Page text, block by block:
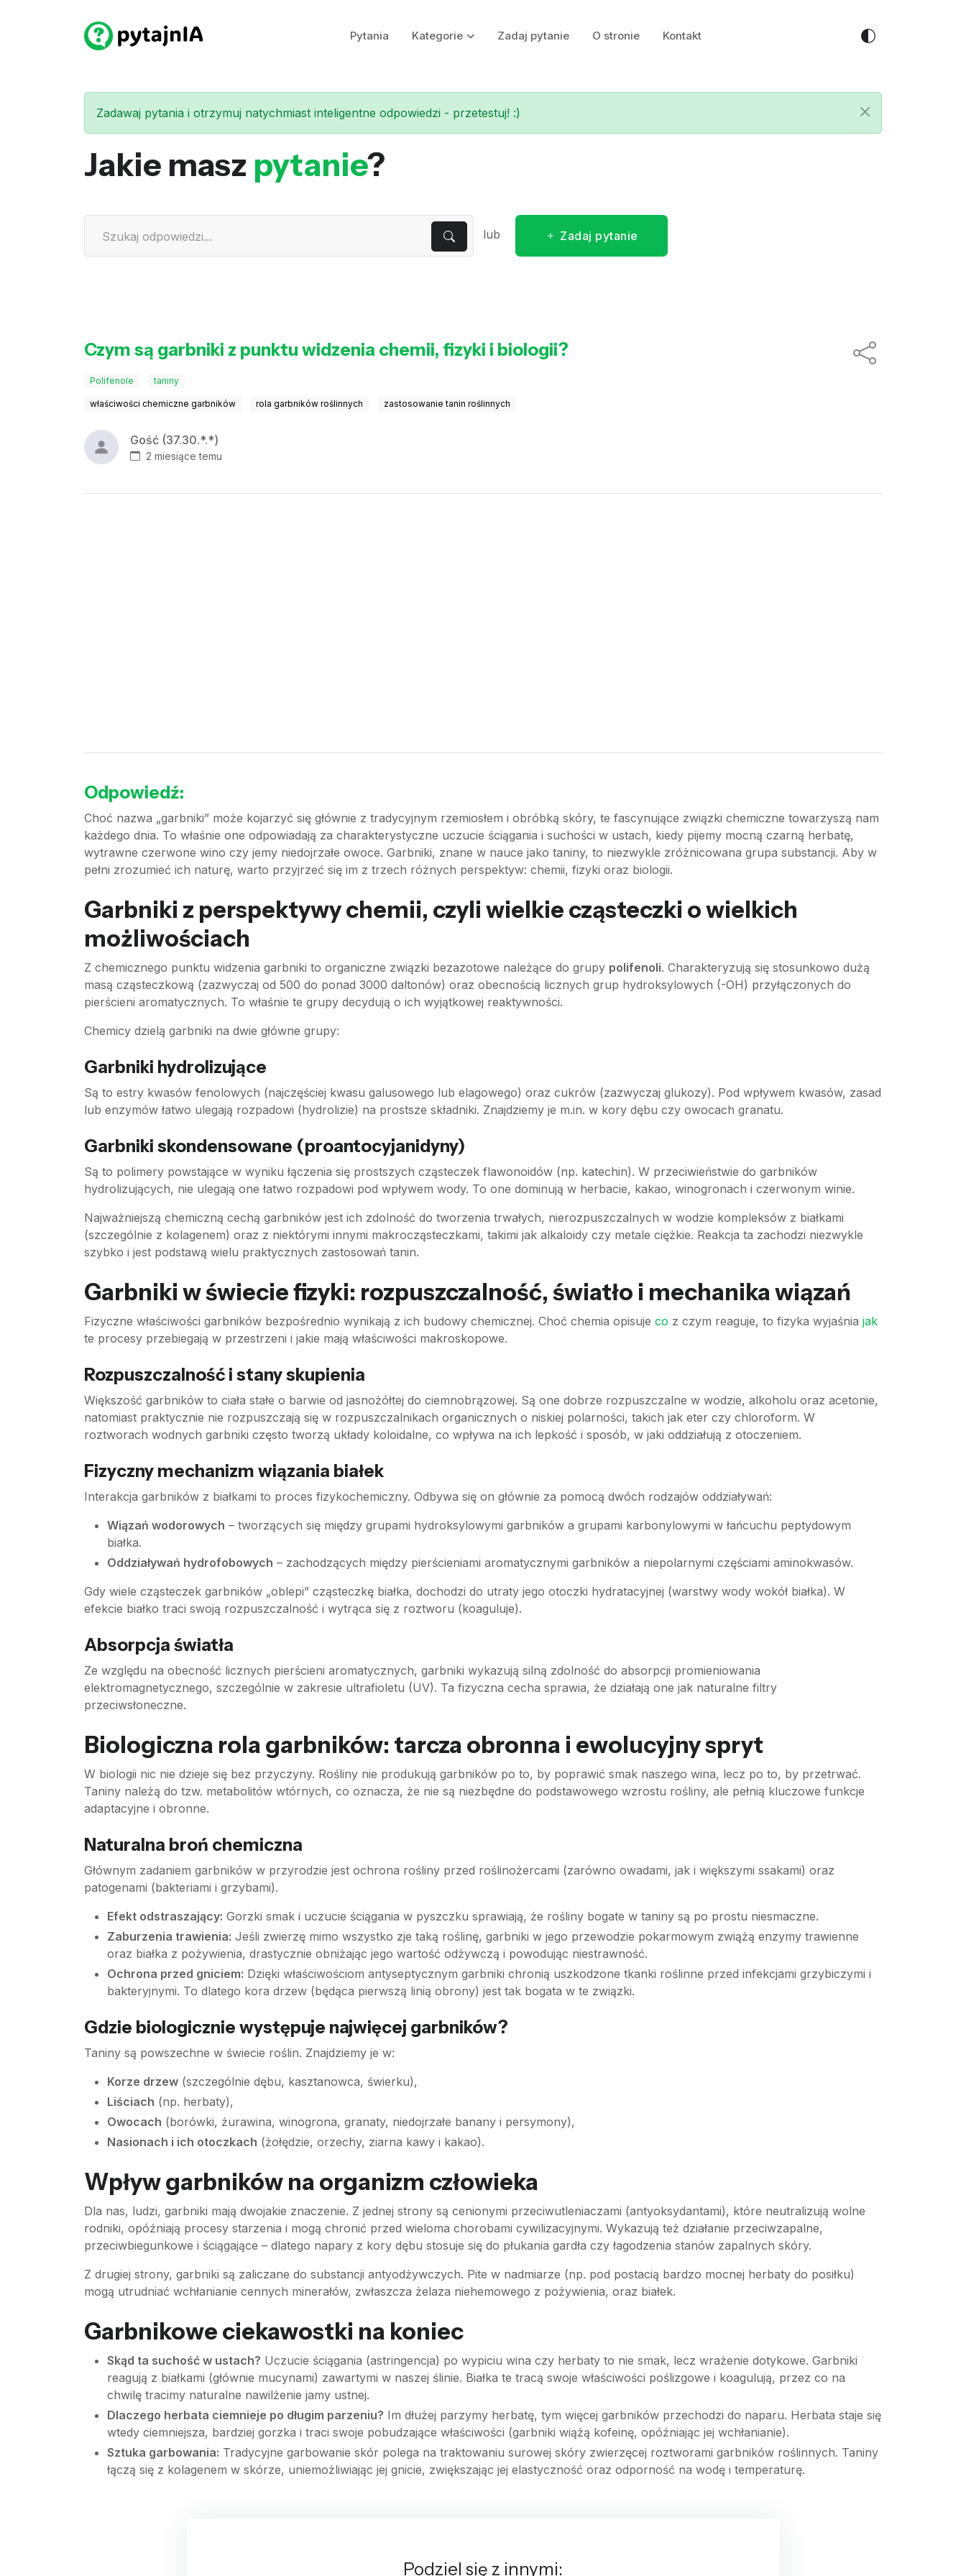
Pytania Kategorie Zadaj pytanie O stronie Kontakt
Zadawaj pytania i otrzymuj natychmiast inteligentne odpowiedzi - przetestuj! :)
Jakie masz pytanie?
lub Zadaj pytanie
Czym są garbniki z punktu widzenia chemii, fizyki i biologii?
Polifenole taniny
właściwości chemiczne garbników rola garbników roślinnych zastosowanie tanin roślinnych
Gość (37.30.*.*)
2 miesiące temu
Odpowiedź:
Choć nazwa „garbniki” może kojarzyć się głównie z tradycyjnym rzemiosłem i obróbką skóry, te fascynujące związki chemiczne towarzyszą nam
każdego dnia. To właśnie one odpowiadają za charakterystyczne uczucie ściągania i suchości w ustach, kiedy pijemy mocną czarną herbatę,
wytrawne czerwone wino czy jemy niedojrzałe owoce. Garbniki, znane w nauce jako taniny, to niezwykle zróżnicowana grupa substancji. Aby w
pełni zrozumieć ich naturę, warto przyjrzeć się im z trzech różnych perspektyw: chemii, fizyki oraz biologii.
Garbniki z perspektywy chemii, czyli wielkie cząsteczki o wielkich
możliwościach
Z chemicznego punktu widzenia garbniki to organiczne związki bezazotowe należące do grupy polifenoli. Charakteryzują się stosunkowo dużą
masą cząsteczkową (zazwyczaj od 500 do ponad 3000 daltonów) oraz obecnością licznych grup hydroksylowych (-OH) przyłączonych do
pierścieni aromatycznych. To właśnie te grupy decydują o ich wyjątkowej reaktywności.
Chemicy dzielą garbniki na dwie główne grupy:
Garbniki hydrolizujące
Są to estry kwasów fenolowych (najczęściej kwasu galusowego lub elagowego) oraz cukrów (zazwyczaj glukozy). Pod wpływem kwasów, zasad
lub enzymów łatwo ulegają rozpadowi (hydrolizie) na prostsze składniki. Znajdziemy je m.in. w kory dębu czy owocach granatu.
Garbniki skondensowane (proantocyjanidyny)
Są to polimery powstające w wyniku łączenia się prostszych cząsteczek flawonoidów (np. katechin). W przeciwieństwie do garbników
hydrolizujących, nie ulegają one łatwo rozpadowi pod wpływem wody. To one dominują w herbacie, kakao, winogronach i czerwonym winie.
Najważniejszą chemiczną cechą garbników jest ich zdolność do tworzenia trwałych, nierozpuszczalnych w wodzie kompleksów z białkami
(szczególnie z kolagenem) oraz z niektórymi innymi makrocząsteczkami, takimi jak alkaloidy czy metale ciężkie. Reakcja ta zachodzi niezwykle
szybko i jest podstawą wielu praktycznych zastosowań tanin.
Garbniki w świecie fizyki: rozpuszczalność, światło i mechanika wiązań
Fizyczne właściwości garbników bezpośrednio wynikają z ich budowy chemicznej. Choć chemia opisuje co z czym reaguje, to fizyka wyjaśnia jak
te procesy przebiegają w przestrzeni i jakie mają właściwości makroskopowe.
Rozpuszczalność i stany skupienia
Większość garbników to ciała stałe o barwie od jasnożółtej do ciemnobrązowej. Są one dobrze rozpuszczalne w wodzie, alkoholu oraz acetonie,
natomiast praktycznie nie rozpuszczają się w rozpuszczalnikach organicznych o niskiej polarności, takich jak eter czy chloroform. W
roztworach wodnych garbniki często tworzą układy koloidalne, co wpływa na ich lepkość i sposób, w jaki oddziałują z otoczeniem.
Fizyczny mechanizm wiązania białek
Interakcja garbników z białkami to proces fizykochemiczny. Odbywa się on głównie za pomocą dwóch rodzajów oddziaływań:
Wiązań wodorowych – tworzących się między grupami hydroksylowymi garbników a grupami karbonylowymi w łańcuchu peptydowym
białka.
Oddziaływań hydrofobowych – zachodzących między pierścieniami aromatycznymi garbników a niepolarnymi częściami aminokwasów.
Gdy wiele cząsteczek garbników „oblepi” cząsteczkę białka, dochodzi do utraty jego otoczki hydratacyjnej (warstwy wody wokół białka). W
efekcie białko traci swoją rozpuszczalność i wytrąca się z roztworu (koaguluje).
Absorpcja światła
Ze względu na obecność licznych pierścieni aromatycznych, garbniki wykazują silną zdolność do absorpcji promieniowania
elektromagnetycznego, szczególnie w zakresie ultrafioletu (UV). Ta fizyczna cecha sprawia, że działają one jak naturalne filtry
przeciwsłoneczne.
Biologiczna rola garbników: tarcza obronna i ewolucyjny spryt
W biologii nic nie dzieje się bez przyczyny. Rośliny nie produkują garbników po to, by poprawić smak naszego wina, lecz po to, by przetrwać.
Taniny należą do tzw. metabolitów wtórnych, co oznacza, że nie są niezbędne do podstawowego wzrostu rośliny, ale pełnią kluczowe funkcje
adaptacyjne i obronne.
Naturalna broń chemiczna
Głównym zadaniem garbników w przyrodzie jest ochrona rośliny przed roślinożercami (zarówno owadami, jak i większymi ssakami) oraz
patogenami (bakteriami i grzybami).
Efekt odstraszający: Gorzki smak i uczucie ściągania w pyszczku sprawiają, że rośliny bogate w taniny są po prostu niesmaczne.
Zaburzenia trawienia: Jeśli zwierzę mimo wszystko zje taką roślinę, garbniki w jego przewodzie pokarmowym zwiążą enzymy trawienne
oraz białka z pożywienia, drastycznie obniżając jego wartość odżywczą i powodując niestrawność.
Ochrona przed gniciem: Dzięki właściwościom antyseptycznym garbniki chronią uszkodzone tkanki roślinne przed infekcjami grzybiczymi i
bakteryjnymi. To dlatego kora drzew (będąca pierwszą linią obrony) jest tak bogata w te związki.
Gdzie biologicznie występuje najwięcej garbników?
Taniny są powszechne w świecie roślin. Znajdziemy je w:
Korze drzew (szczególnie dębu, kasztanowca, świerku),
Liściach (np. herbaty),
Owocach (borówki, żurawina, winogrona, granaty, niedojrzałe banany i persymony),
Nasionach i ich otoczkach (żołędzie, orzechy, ziarna kawy i kakao).
Wpływ garbników na organizm człowieka
Dla nas, ludzi, garbniki mają dwojakie znaczenie. Z jednej strony są cenionymi przeciwutleniaczami (antyoksydantami), które neutralizują wolne
rodniki, opóźniają procesy starzenia i mogą chronić przed wieloma chorobami cywilizacyjnymi. Wykazują też działanie przeciwzapalne,
przeciwbiegunkowe i ściągające – dlatego napary z kory dębu stosuje się do płukania gardła czy łagodzenia stanów zapalnych skóry.
Z drugiej strony, garbniki są zaliczane do substancji antyodżywczych. Pite w nadmiarze (np. pod postacią bardzo mocnej herbaty do posiłku)
mogą utrudniać wchłanianie cennych minerałów, zwłaszcza żelaza niehemowego z pożywienia, oraz białek.
Garbnikowe ciekawostki na koniec
Skąd ta suchość w ustach? Uczucie ściągania (astringencja) po wypiciu wina czy herbaty to nie smak, lecz wrażenie dotykowe. Garbniki
reagują z białkami (głównie mucynami) zawartymi w naszej ślinie. Białka te tracą swoje właściwości poślizgowe i koagulują, przez co na
chwilę tracimy naturalne nawilżenie jamy ustnej.
Dlaczego herbata ciemnieje po długim parzeniu? Im dłużej parzymy herbatę, tym więcej garbników przechodzi do naparu. Herbata staje się
wtedy ciemniejsza, bardziej gorzka i traci swoje pobudzające właściwości (garbniki wiążą kofeinę, opóźniając jej wchłanianie).
Sztuka garbowania: Tradycyjne garbowanie skór polega na traktowaniu surowej skóry zwierzęcej roztworami garbników roślinnych. Taniny
łączą się z kolagenem w skórze, uniemożliwiając jej gnicie, zwiększając jej elastyczność oraz odporność na wodę i temperaturę.
Podziel się z innymi: